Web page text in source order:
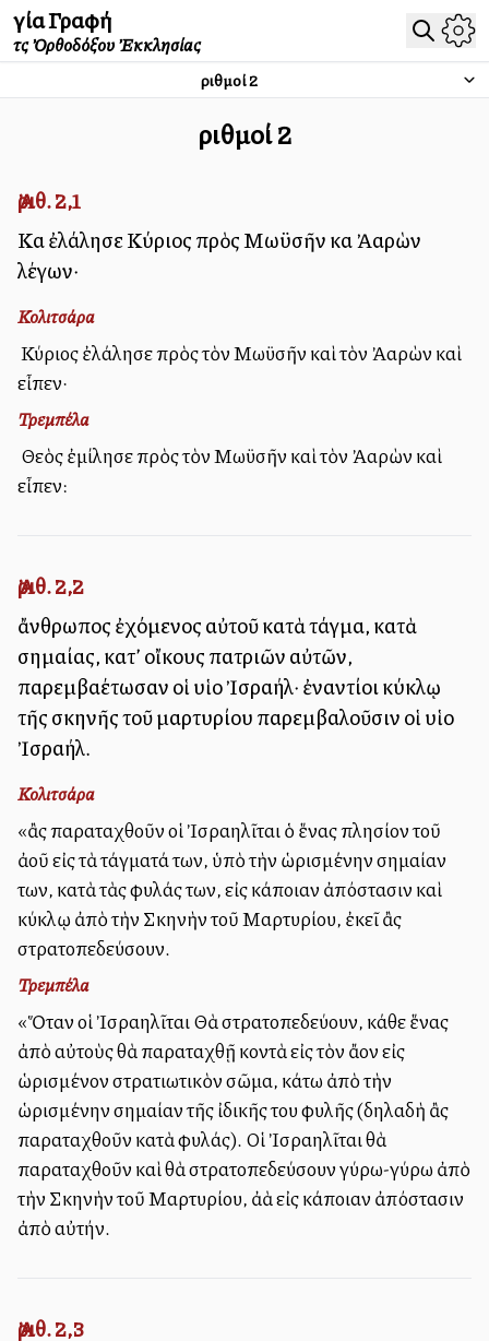
Ἁγία Γραφή
τῆς Ὀρθοδόξου Ἐκκλησίας
Ἀριθμοί2
Ἀριθμοί2
Ἀριθ. 2,1
Καὶ ἐλάλησε Κύριος πρὸς Μωϋσῆν καὶ Ἀαρὼν
λέγων·
Κολιτσάρα
Ὁ Κύριος ἐλάλησε πρὸς τὸν Μωϋσῆν καὶ τὸν Ἀαρὼν καὶ
εἶπεν·
Τρεμπέλα
Ὁ Θεὸς ἐμίλησε πρὸς τὸν Μωϋσῆν καὶ τὸν Ἀαρὼν καὶ
εἶπεν:
Ἀριθ. 2,2
ἄνθρωπος ἐχόμενος αὐτοῦ κατὰ τάγμα, κατὰ
σημαίας, κατ’ οἴκους πατριῶν αὐτῶν,
παρεμβαλλέτωσαν οἱ υἱοὶ Ἰσραήλ· ἐναντίοι κύκλῳ
τῆς σκηνῆς τοῦ μαρτυρίου παρεμβαλοῦσιν οἱ υἱοὶ
Ἰσραήλ.
Κολιτσάρα
«ἂς παραταχθοῦν οἱ Ἰσραηλῖται ὁ ἕνας πλησίον τοῦ
ἀλλοῦ εἰς τὰ τάγματά των, ὑπὸ τὴν ὡρισμένην σημαίαν
των, κατὰ τὰς φυλάς των, εἰς κάποιαν ἀπόστασιν καὶ
κύκλῳ ἀπὸ τὴν Σκηνὴν τοῦ Μαρτυρίου, ἐκεῖ ἂς
στρατοπεδεύσουν.
Τρεμπέλα
«Ὅταν οἱ Ἰσραηλῖται Θὰ στρατοπεδεύουν, κάθε ἕνας
ἀπὸ αὐτοὺς θὰ παραταχθῇ κοντὰ εἰς τὸν ἄλλον εἰς
ὡρισμένον στρατιωτικὸν σῶμα, κάτω ἀπὸ τὴν
ὡρισμένην σημαίαν τῆς ἰδικῆς του φυλῆς (δηλαδὴ ἂς
παραταχθοῦν κατὰ φυλάς). Οἱ Ἰσραηλῖται θὰ
παραταχθοῦν καὶ θὰ στρατοπεδεύσουν γύρω-γύρω ἀπὸ
τὴν Σκηνὴν τοῦ Μαρτυρίου, ἀλλὰ εἰς κάποιαν ἀπόστασιν
ἀπὸ αὐτήν.
Ἀριθ. 2,3